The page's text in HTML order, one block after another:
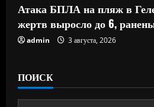
Атака БПЛА на пляж в
жертв выросло до 6,
admin 3 августа, 2026
ПОИСК